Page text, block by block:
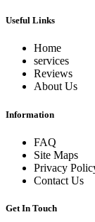
Useful Links
Home
services
Reviews
About Us
Information
FAQ
Site Maps
Privacy
Contact Us
Get In Touch